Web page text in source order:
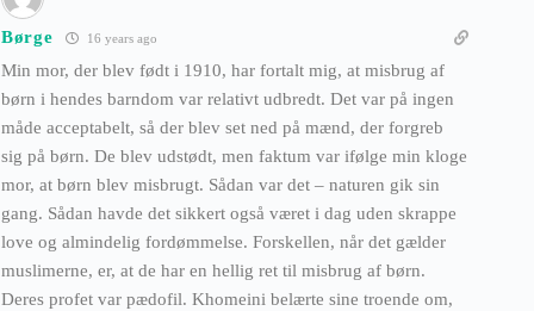
Børge 16 years ago
Min mor, der blev født i 1910, har fortalt mig, at misbrug af
børn i hendes barndom var relativt udbredt. Det var på ingen
måde acceptabelt, så der blev set ned på mænd, der forgreb
sig på børn. De blev udstødt, men faktum var ifølge min kloge
mor, at børn blev misbrugt. Sådan var det – naturen gik sin
gang. Sådan havde det sikkert også været i dag uden skrappe
love og almindelig fordømmelse. Forskellen, når det gælder
muslimerne, er, at de har en hellig ret til misbrug af børn.
Deres profet var pædofil. Khomeini belærte sine troende om,